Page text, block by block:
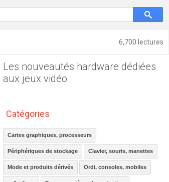
6,700 lectures
Les nouveautés hardware dédiées
aux jeux vidéo
Catégories
Cartes graphiques, processeurs
Périphériques de stockage Clavier, souris, manettes
Mode et produits dérivés Ordi, consoles, mobiles